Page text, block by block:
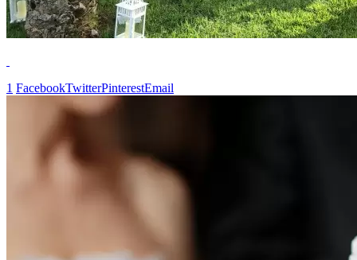
1 FacebookTwitterPinterestEmail